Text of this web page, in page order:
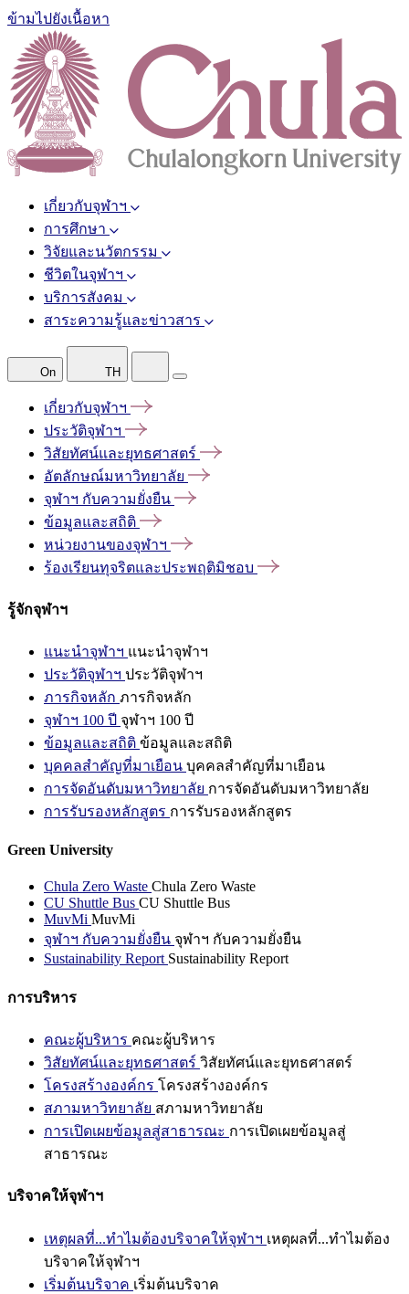
ข้ามไปยังเนื้อหา
เกี่ยวกับจุฬาฯ
การศึกษา
วิจัยและนวัตกรรม
ชีวิตในจุฬาฯ
บริการสังคม
สาระความรู้และข่าวสาร
On TH
เกี่ยวกับจุฬาฯ
ประวัติจุฬาฯ
วิสัยทัศน์และยุทธศาสตร์
อัตลักษณ์มหาวิทยาลัย
จุฬาฯ กับความยั่งยืน
ข้อมูลและสถิติ
หน่วยงานของจุฬาฯ
ร้องเรียนทุจริตและประพฤติมิชอบ
รู้จักจุฬาฯ
แนะนำจุฬาฯ แนะนำจุฬาฯ
ประวัติจุฬาฯ ประวัติจุฬาฯ
ภารกิจหลัก ภารกิจหลัก
จุฬาฯ 100 ปี จุฬาฯ 100 ปี
ข้อมูลและสถิติ ข้อมูลและสถิติ
บุคคลสำคัญที่มาเยือน บุคคลสำคัญที่มาเยือน
การจัดอันดับมหาวิทยาลัย การจัดอันดับมหาวิทยาลัย
การรับรองหลักสูตร การรับรองหลักสูตร
Green University
Chula Zero Waste Chula Zero Waste
CU Shuttle Bus CU Shuttle Bus
MuvMi MuvMi
จุฬาฯ กับความยั่งยืน จุฬาฯ กับความยั่งยืน
Sustainability Report Sustainability Report
การบริหาร
คณะผู้บริหาร คณะผู้บริหาร
วิสัยทัศน์และยุทธศาสตร์ วิสัยทัศน์และยุทธศาสตร์
โครงสร้างองค์กร โครงสร้างองค์กร
สภามหาวิทยาลัย สภามหาวิทยาลัย
การเปิดเผยข้อมูลสู่สาธารณะ การเปิดเผยข้อมูลสู่
สาธารณะ
บริจาคให้จุฬาฯ
เหตุผลที่...ทำไมต้องบริจาคให้จุฬาฯ เหตุผลที่...ทำไมต้อง
บริจาคให้จุฬาฯ
เริ่มต้นบริจาค เริ่มต้นบริจาค